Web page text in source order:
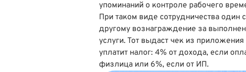
упоминаний о контроле рабочего
При таком виде сотрудничества один
другому вознаграждение за
услуги. Тот выдаст чек из
уплатит налог: 4% от дохода, если
физлица или 6%, если от ИП.